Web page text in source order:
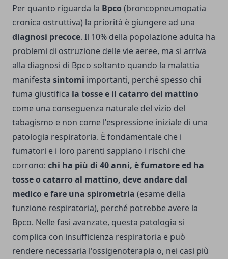
Per quanto riguarda la Bpco (broncopneumopatia
cronica ostruttiva) la priorità è giungere ad una
diagnosi precoce. Il 10% della popolazione adulta ha
problemi di ostruzione delle vie aeree, ma si arriva
alla diagnosi di Bpco soltanto quando la malattia
manifesta sintomi importanti, perché spesso chi
fuma giustifica la tosse e il catarro del mattino
come una conseguenza naturale del vizio del
tabagismo e non come l'espressione iniziale di una
patologia respiratoria. È fondamentale che i
fumatori e i loro parenti sappiano i rischi che
corrono: chi ha più di 40 anni, è fumatore ed ha
tosse o catarro al mattino, deve andare dal
medico e fare una spirometria (esame della
funzione respiratoria), perché potrebbe avere la
Bpco. Nelle fasi avanzate, questa patologia si
complica con insufficienza respiratoria e può
rendere necessaria l'ossigenoterapia o, nei casi più